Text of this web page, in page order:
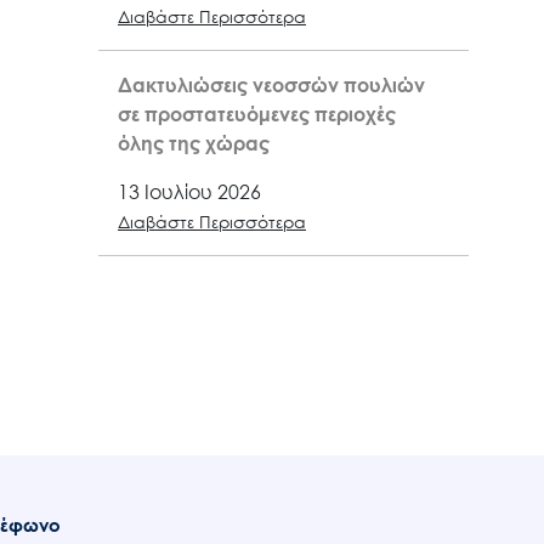
Διαβάστε Περισσότερα
Δακτυλιώσεις νεοσσών πουλιών
σε προστατευόμενες περιοχές
όλης της χώρας
13 Ιουλίου 2026
Διαβάστε Περισσότερα